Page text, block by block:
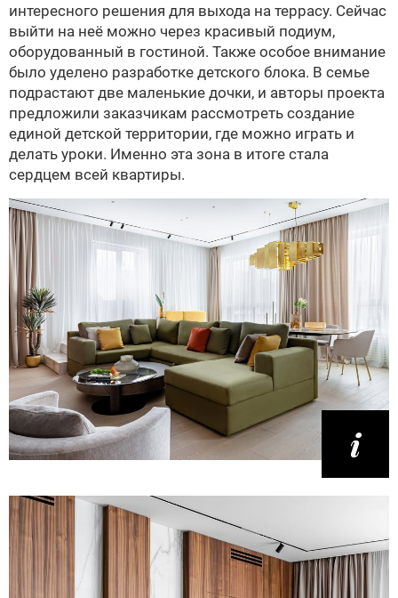
интересного решения для выхода на террасу. Сейчас
выйти на неё можно через красивый подиум,
оборудованный в гостиной. Также особое внимание
было уделено разработке детского блока. В семье
подрастают две маленькие дочки, и авторы проекта
предложили заказчикам рассмотреть создание
единой детской территории, где можно играть и
делать уроки. Именно эта зона в итоге стала
сердцем всей квартиры.